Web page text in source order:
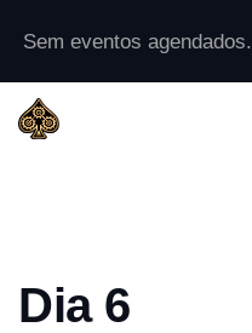
Sem eventos agendados.
Dia 6